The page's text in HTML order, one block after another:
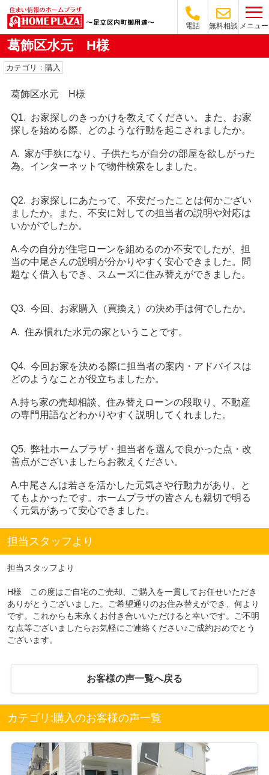
電話 無料相談 メニュー
葛飾区水元 H様
カテゴリ：購入
葛飾区水元 H様
Q1. お家探しのきっかけを教えてください。また、お家
探しを始める際、どのような行動を起こされましたか。
A. 家が手狭になり、子供たちが自分の部屋を欲しがった
為。インターネットで物件検索をしました。
Q2. お家探しにあたって、不安だったことは何かござい
ましたか。また、不安に対しての担当者の説明や対応は
いかがでしたか。
A.今の自分が住宅ローンを組めるのか不安でしたが、担
当の中尾さんの説明が分かりやすく安心できました。問
題なく借入もでき、スムーズに住み替えができました。
Q3. 今回、お家購入（買換え）の決め手は何でしたか。
A. 住み慣れた水元の家ということです。
Q4. 今回お家を決める際に担当者の案内・アドバイスは
どのようなことが役立ちましたか。
A.持ち家の売却相談、住み替えローンの段取り、不動産
の専門用語などわかりやすく説明してくれました。
Q5. 弊社ホームプラザ・担当者を選んで良かった点・改
善点がございましたらお教えください。
A.中尾さんは若さを活かした元気さや行動力があり、と
てもよかったです。ホームプラザの皆さんも親切で明る
く元気があって安心できました。
担当スタッフより
担当スタッフより
H様 この度はご自宅のご売却、ご購入を一貫してお任せいただき
ありがとうございました。ご希望通りのお住み替えができ、何より
です。これからも末永くお付き合いいただけると幸いです。ご不明
な点等ございましたらお気軽にご連絡ください♪ご成約おめでとう
ございます。
お客様の声一覧へ戻る
カテゴリ:購入のお客様の声一覧